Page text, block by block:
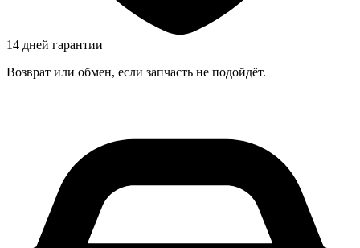
14 дней гарантии
Возврат или обмен, если запчасть не подойдёт.